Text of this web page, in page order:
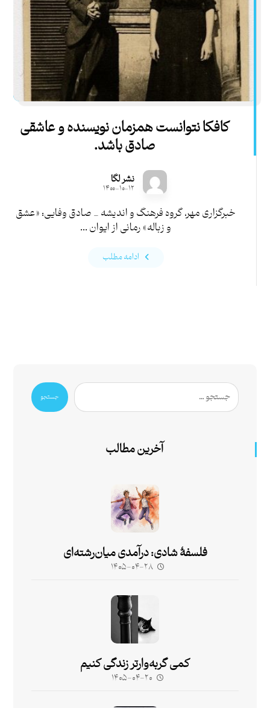
کافکا نتوانست همزمان نویسنده و عاشقی
صادق باشد.
نشر لگا
۱۴۰۰-۱۰-۱۲
خبرگزاری مهر، گروه فرهنگ و اندیشه _ صادق وفایی: «عشق
و زباله» رمانی از ایوان ...
ادامه مطلب
جستجو
آخرین مطالب
فلسفۀ شادی: درآمدی میان‌رشته‌ای
۱۴۰۵-۰۴-۲۸
کمی گربه‌وارتر زندگی کنیم
۱۴۰۵-۰۴-۲۰